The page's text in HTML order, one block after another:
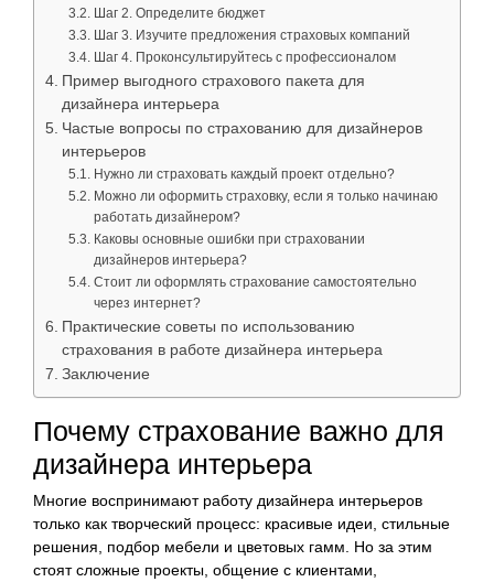
Шаг 2. Определите бюджет
Шаг 3. Изучите предложения страховых компаний
Шаг 4. Проконсультируйтесь с профессионалом
Пример выгодного страхового пакета для
дизайнера интерьера
Частые вопросы по страхованию для дизайнеров
интерьеров
Нужно ли страховать каждый проект отдельно?
Можно ли оформить страховку, если я только начинаю
работать дизайнером?
Каковы основные ошибки при страховании
дизайнеров интерьера?
Стоит ли оформлять страхование самостоятельно
через интернет?
Практические советы по использованию
страхования в работе дизайнера интерьера
Заключение
Почему страхование важно для
дизайнера интерьера
Многие воспринимают работу дизайнера интерьеров
только как творческий процесс: красивые идеи, стильные
решения, подбор мебели и цветовых гамм. Но за этим
стоят сложные проекты, общение с клиентами,